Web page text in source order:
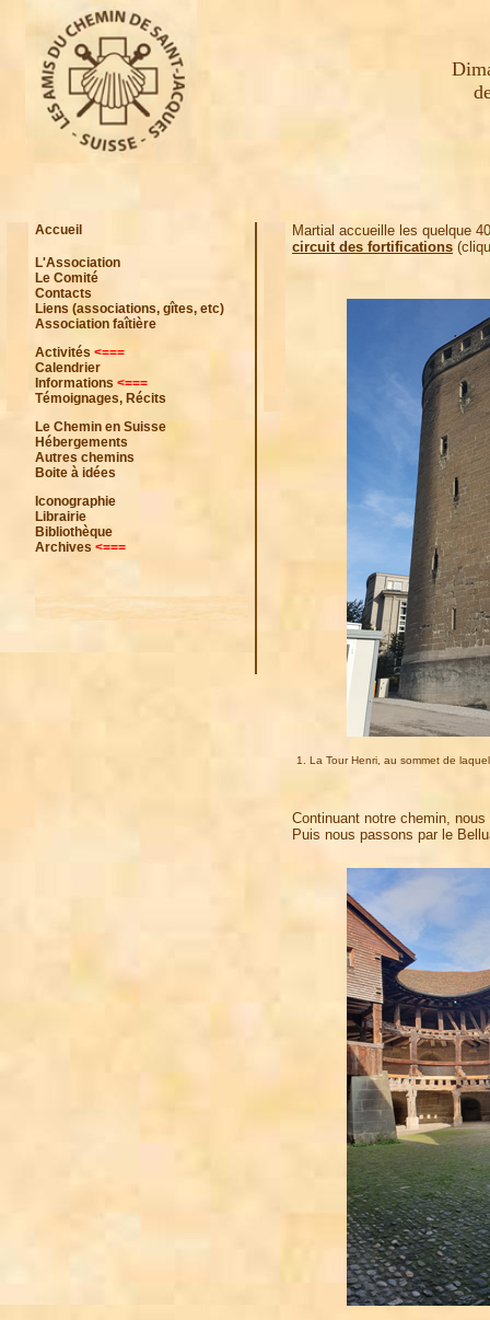
Accueil
L'Association
Le Comité
Contacts
Liens (associations, gîtes, etc)
Association faîtière
Activités <===
Calendrier
Informations <===
Témoignages, Récits
Le Chemin en Suisse
Hébergements
Autres chemins
Boite à idées
Iconographie
Librairie
Bibliothèque
Archives <===
Martial accueille les quelque
circuit des fortifications
1. La Tour Henri, au sommet de
Continuant notre chemin,
Puis nous passons par le